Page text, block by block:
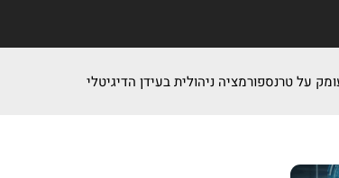
על טרנספורמציה ניהולית בעידן הדיגיטלי